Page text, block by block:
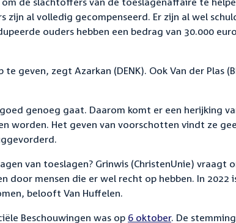
zijn al volledig gecompenseerd. Er zijn al wel
ouders hebben een bedrag van 30.000 euro
geven, zegt Azarkan (DENK). Ook Van der Plas
genoeg gaat. Daarom komt er een herijking
worden. Het geven van voorschotten vindt ze
van toeslagen? Grinwis (ChristenUnie) vraagt
door mensen die er wel recht op hebben. In 2022
belooft Van Huffelen.
Beschouwingen was op 6 oktober. De